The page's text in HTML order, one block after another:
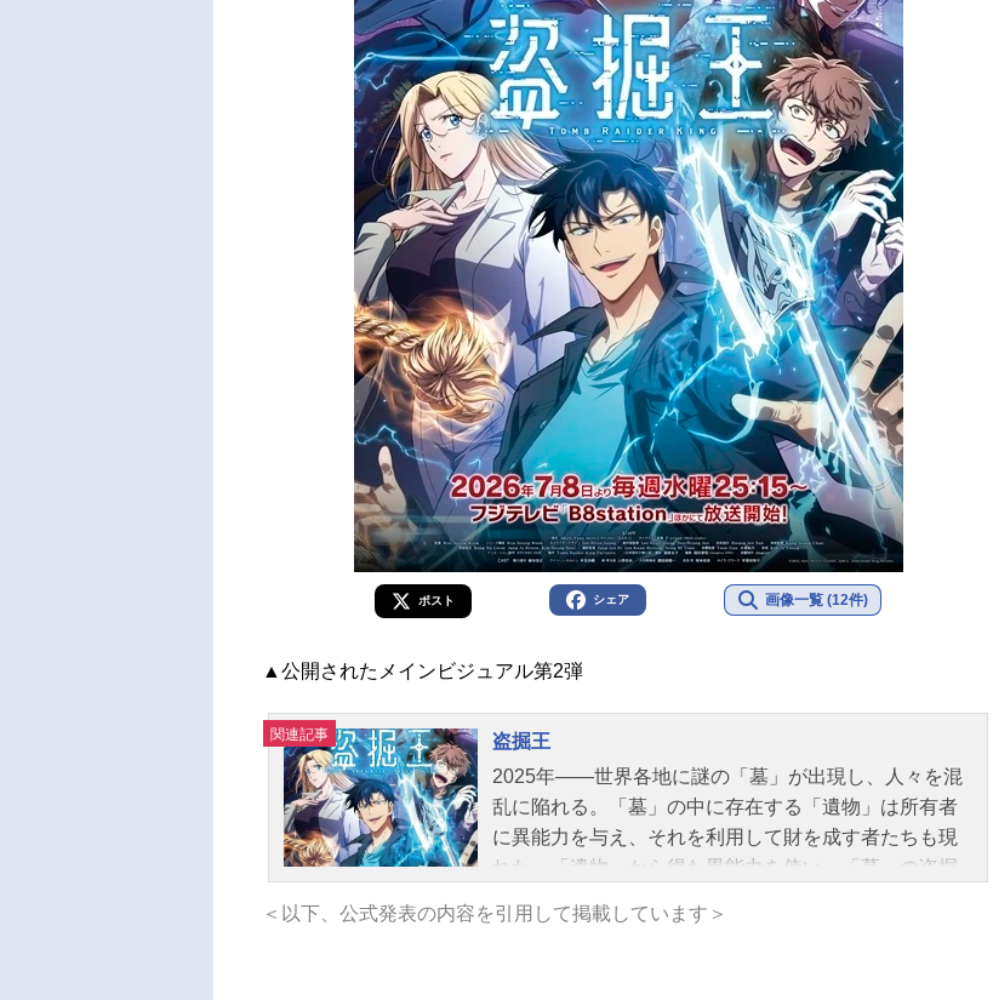
ポスト シェア 画像一覧 (12件)
▲公開されたメインビジュアル第2弾
関連記事
盗掘王
2025年――世界各地に謎の「墓」が出現し、人々を混
乱に陥れる。「墓」の中に存在する「遺物」は所有者
に異能力を与え、それを利用して財を成す者たちも現
れた。「遺物」から得た異能力を使い、「墓」の盗掘
りにより「墓」の中で死の淵へと追い詰められる。そ
＜以下、公式発表の内容を引用して掲載しています＞